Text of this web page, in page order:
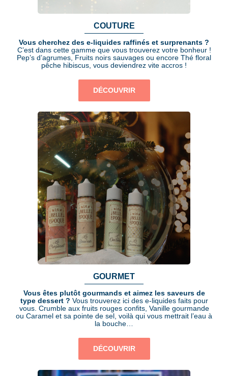
COUTURE
Vous cherchez des e-liquides raffinés et surprenants ?
C’est dans cette gamme que vous trouverez votre bonheur !
Pep’s d’agrumes, Fruits noirs sauvages ou encore Thé floral
pêche hibiscus, vous deviendrez vite accros !
DÉCOUVRIR
GOURMET
Vous êtes plutôt gourmands et aimez les saveurs de
type dessert ? Vous trouverez ici des e-liquides faits pour
vous. Crumble aux fruits rouges confits, Vanille gourmande
ou Caramel et sa pointe de sel, voilà qui vous mettrait l’eau à
la bouche…
DÉCOUVRIR